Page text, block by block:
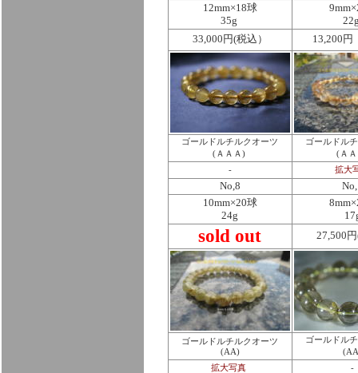
12mm×18球
35g
33,000円(税込）
13,200円
ゴールドルチルクオーツ
(ＡＡＡ)
ゴールドル
(Ａ
-
拡大
No,8
10mm×20球
24g
sold out 27,500
ゴールドルチルクオーツ
(AA)
ゴールドル
拡大写真
-